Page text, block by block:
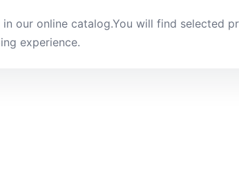
our online catalog.You will find selected
experience.